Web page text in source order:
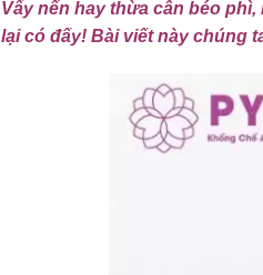
Vẩy nến hay thừa cân béo
lại có đấy! Bài viết này chúng